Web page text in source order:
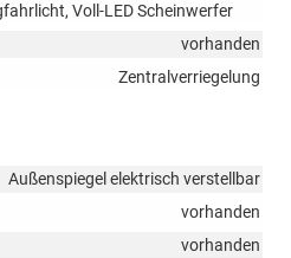
Voll-LED Scheinwerfer
vorhanden
Zentralverriegelung
Außenspiegel elektrisch verstellbar
vorhanden
vorhanden